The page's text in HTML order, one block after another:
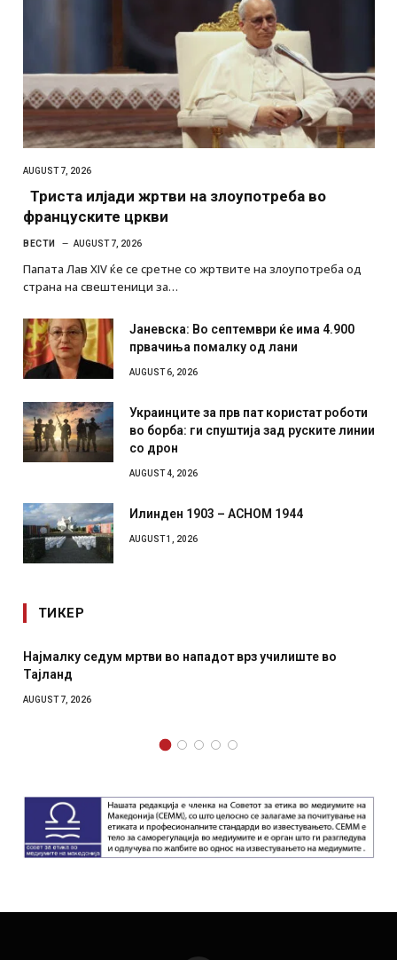
AUGUST 7, 2026
Триста илјади жртви на злоупотреба во
француските цркви
ВЕСТИ AUGUST 7, 2026
Папата Лав XIV ќе се сретне со жртвите на злоупотреба од
страна на свештеници за…
Јаневска: Во септември ќе има 4.900
првачиња помалку од лани
AUGUST 6, 2026
Украинците за прв пат користат роботи
во борба: ги спуштија зад руските линии
со дрон
AUGUST 4, 2026
Илинден 1903 – АСНОМ 1944
AUGUST 1, 2026
ТИКЕР
во нападот врз училиште во
СОЗИС: Украинците